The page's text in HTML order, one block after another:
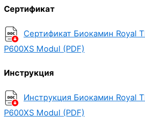
Сертификат
Сертификат Биокамин Royal
P600XS Modul (PDF)
Инструкция
Инструкция Биокамин Royal
P600XS Modul (PDF)